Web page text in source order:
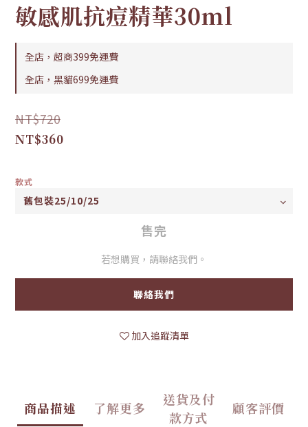
敏感肌抗痘精華30ml
全店，超商399免運費
全店，黑貓699免運費
NT$720
NT$360
款式
售完
若想購買，請聯絡我們。
聯絡我們
加入追蹤清單
商品描述 了解更多
送貨及付
款方式
顧客評價